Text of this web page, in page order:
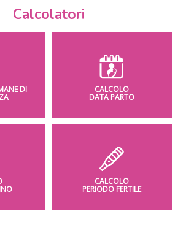
Calcolatori
DI CALCOLO
DATA PARTO
CALCOLO
PERIODO FERTILE